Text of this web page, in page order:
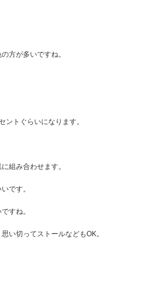
方が多いですね。
ントぐらいになります。
組み合わせます。
です。
すね。
い切ってストールなどもOK。